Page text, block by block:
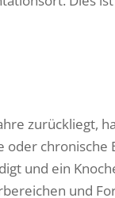
zurückliegt,
chronische
und ein
und